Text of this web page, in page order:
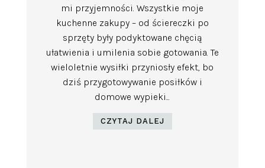
mi przyjemności. Wszystkie moje
kuchenne zakupy – od ściereczki po
sprzęty były podyktowane chęcią
ułatwienia i umilenia sobie gotowania. Te
wieloletnie wysiłki przyniosły efekt, bo
dziś przygotowywanie posiłków i
domowe wypieki...
CZYTAJ DALEJ